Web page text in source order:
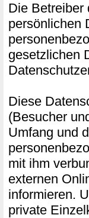
Die Betreiber
persönlichen
gesetzlichen
Diese
(Besucher
Umfang und
mit ihm
externen
informieren.
private